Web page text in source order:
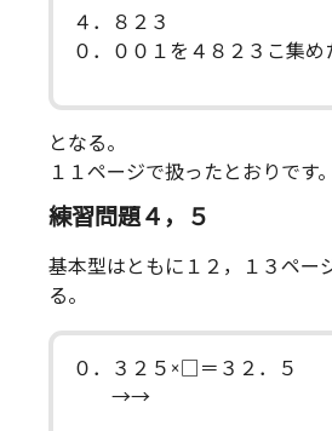
４．８２３
０．００１を４８２３こ集め
となる。
１１ページで扱ったとおりです。
練習問題４，５
基本型はともに１２，１３ペー
る。
０．３２５×□＝３２．５
→→